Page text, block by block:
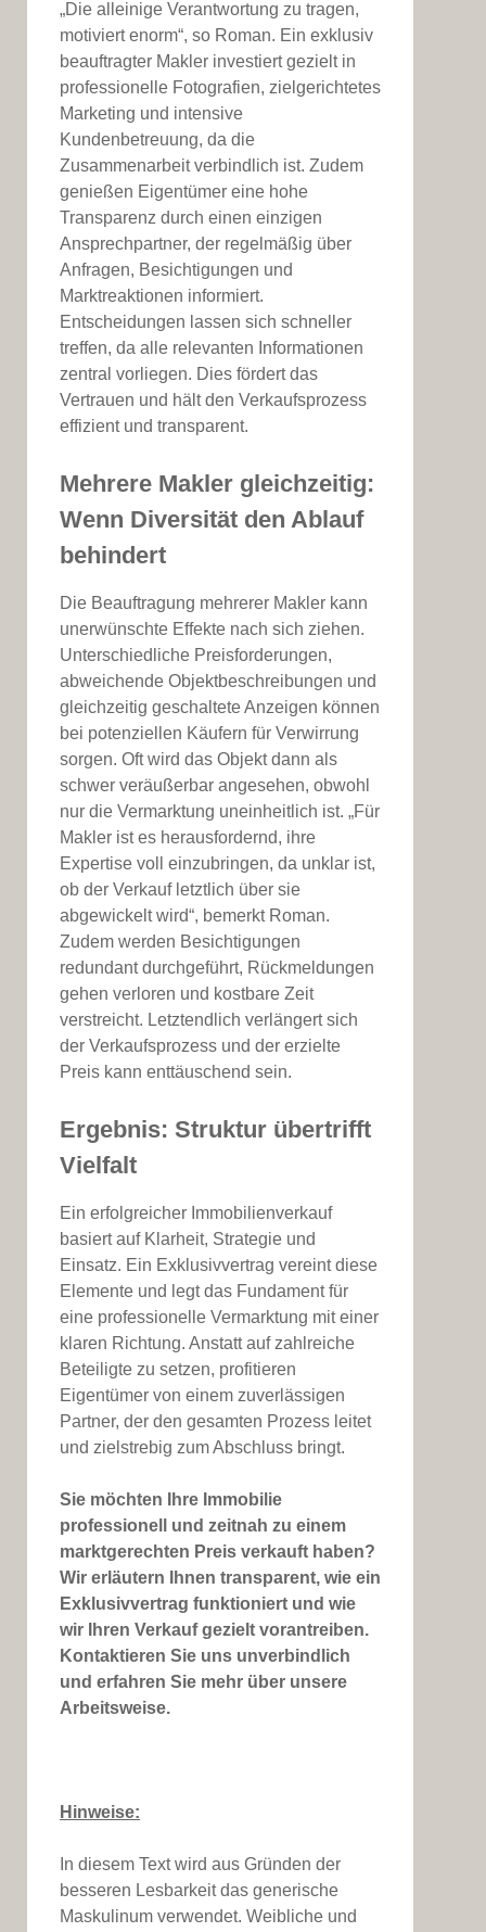
„Die alleinige Verantwortung zu tragen,
motiviert enorm“, so Roman. Ein exklusiv
beauftragter Makler investiert gezielt in
professionelle Fotografien, zielgerichtetes
Marketing und intensive
Kundenbetreuung, da die
Zusammenarbeit verbindlich ist. Zudem
genießen Eigentümer eine hohe
Transparenz durch einen einzigen
Ansprechpartner, der regelmäßig über
Anfragen, Besichtigungen und
Marktreaktionen informiert.
Entscheidungen lassen sich schneller
treffen, da alle relevanten Informationen
zentral vorliegen. Dies fördert das
Vertrauen und hält den Verkaufsprozess
effizient und transparent.
Mehrere Makler gleichzeitig:
Wenn Diversität den Ablauf
behindert
Die Beauftragung mehrerer Makler kann
unerwünschte Effekte nach sich ziehen.
Unterschiedliche Preisforderungen,
abweichende Objektbeschreibungen und
gleichzeitig geschaltete Anzeigen können
bei potenziellen Käufern für Verwirrung
sorgen. Oft wird das Objekt dann als
schwer veräußerbar angesehen, obwohl
nur die Vermarktung uneinheitlich ist. „Für
Makler ist es herausfordernd, ihre
Expertise voll einzubringen, da unklar ist,
ob der Verkauf letztlich über sie
abgewickelt wird“, bemerkt Roman.
Zudem werden Besichtigungen
redundant durchgeführt, Rückmeldungen
gehen verloren und kostbare Zeit
verstreicht. Letztendlich verlängert sich
der Verkaufsprozess und der erzielte
Preis kann enttäuschend sein.
Ergebnis: Struktur übertrifft
Vielfalt
Ein erfolgreicher Immobilienverkauf
basiert auf Klarheit, Strategie und
Einsatz. Ein Exklusivvertrag vereint diese
Elemente und legt das Fundament für
eine professionelle Vermarktung mit einer
klaren Richtung. Anstatt auf zahlreiche
Beteiligte zu setzen, profitieren
Eigentümer von einem zuverlässigen
Partner, der den gesamten Prozess leitet
und zielstrebig zum Abschluss bringt.
Sie möchten Ihre Immobilie
professionell und zeitnah zu einem
marktgerechten Preis verkauft haben?
Wir erläutern Ihnen transparent, wie ein
Exklusivvertrag funktioniert und wie
wir Ihren Verkauf gezielt vorantreiben.
Kontaktieren Sie uns unverbindlich
und erfahren Sie mehr über unsere
Arbeitsweise.
Hinweise:
In diesem Text wird aus Gründen der
besseren Lesbarkeit das generische
Maskulinum verwendet. Weibliche und